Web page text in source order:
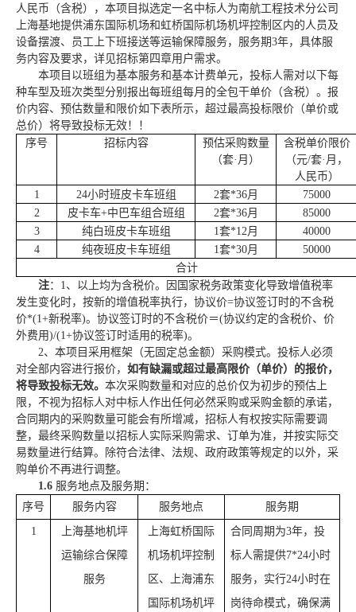
人民币（含税）
，本项目拟选定一名中标人为南航工程技术分公司
上海基地提供浦东国际机场和虹桥国际机场机坪控制区内的人员及
设备摆渡、员工上下班接送等运输保障服务，服务期3年，具体服
务内容及要求，详见招标第四章用户需求。
本项目以班组为基本服务和基本计费单元， 投标人 需对以下每
种车型及班次类型分别报出每班组每月的全包干单价（含税）。 报
价内容、预估数量和限价如下表所示，超过最高投标限价（单价或
总价）将导致投标无效！！
序号
招标内容
预估采购数量
（套· 月 ）
含税单价限价
（元/套· 月，
人民币）
1
24小时班皮卡车班组 2套*36月
75000
2
皮卡车+中巴车组合班组 2套*36月
85000
3
纯白班皮卡车班组 1套*12 月 40000
4
纯夜班皮卡车班组 1套*30月 50000
合计
注： 1、以上均为含税价。因国家税务政策变化导致增值税率
发生变化时，按新的增值税率执行，协议价=协议签订时的不含税
价*(1+新税率)。协议签订时的不含税价＝(协议约定的含税价、价
外费用)/(1+协议签订时适用的税率)。
2、本项目采用框架（无固定总金额）采购模式。投标人必须
对全部内容进行报价， 如有缺漏或超过最高限价（单价）的报价，
将导致投标无效。 本次采购数量和对应的总价仅为初步的预估上
限，不视为招标人对中标人作出任何必然采购或采购金额的承诺，
合同期内的采购数量可能会有所增减， 招标人有权按实际需要调
整， 最终采购数量以招标人实际采购需求、订单为准， 并按实际交
易数量进行结算。除符合法律、法规、政府政策等规定的以外，采
购单价不再进行调整。
1.6 服务地点及服务期：
序号
服务内容 服务地点 服务期
1 上海基地机坪
运输综合保障
服务
上海虹桥国际
机场机坪控制
区、上海浦东
国际机场机坪
合同周期为3年， 投
标人需提供7*24小时
服务， 实行24小时在
岗待命模式，确保满